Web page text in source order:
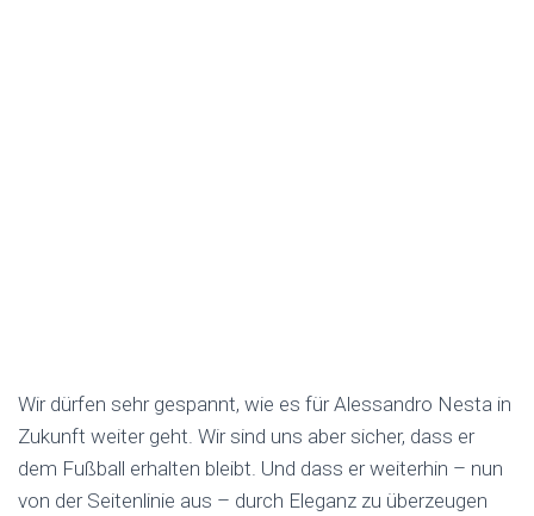
Wir dürfen sehr gespannt, wie es für Alessandro Nesta in
Zukunft weiter geht. Wir sind uns aber sicher, dass er
dem Fußball erhalten bleibt. Und dass er weiterhin – nun
von der Seitenlinie aus – durch Eleganz zu überzeugen